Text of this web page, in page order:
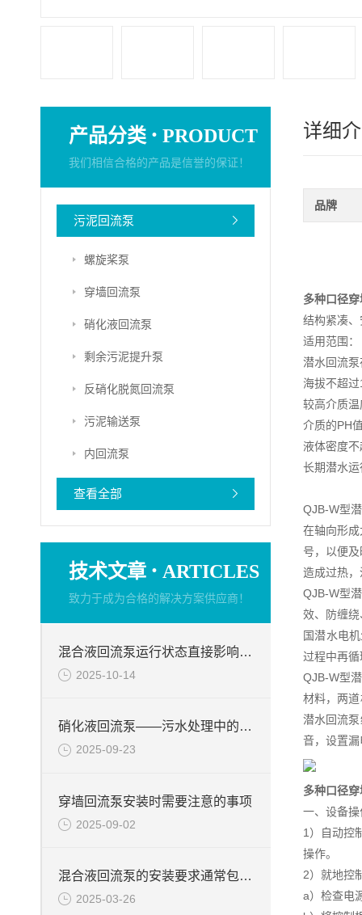
产品分类 · PRODUCT
我们相信合格的产品是信誉的保证！
污泥回流泵
螺旋桨泵
穿墙回流泵
硝化液回流泵
剩余污泥提升泵
反硝化脱氮回流泵
污泥输送泵
内回流泵
查看全部
技术文章 · ARTICLES
致力于成为合格的解决方案供应商！
混合液回流泵运行状态直接影响整个工艺流程的稳定性与效率
2025-10-14
硝化液回流泵——污水处理中的关键角色
2025-09-23
穿墙回流泵安装时需要注意的事项
2025-09-02
混合液回流泵的安装要求通常包括以下几个方面
2025-03-26
详细
品牌
多种口径
结构紧凑
适用范围：
潜水回流
海拔不超
较高介质
介质的PH
液体密度
长期潜水
QJB-W型
在轴向形
号，以便
造成过热
QJB-W型
效、防缠
国潜水电
过程中再
QJB-W型
材料，两
潜水回流
音，设置
多种口径
一、设备操
1）自动控
操作。
2）就地控
a）检查电